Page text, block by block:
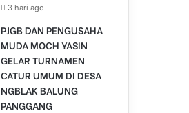
3 hari ago
PJGB DAN PENGUSAHA
MUDA MOCH YASIN
GELAR TURNAMEN
CATUR UMUM DI DESA
NGBLAK BALUNG
PANGGANG